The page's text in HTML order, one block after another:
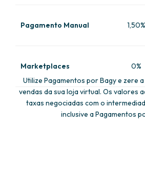
Pagamento Manual 1,50%
Marketplaces 0%
Utilize Pagamentos por Bagy e zere
vendas da sua loja virtual. Os valores
taxas negociadas com o
inclusive a Pagamentos